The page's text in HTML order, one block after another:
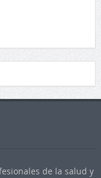
de la salud y